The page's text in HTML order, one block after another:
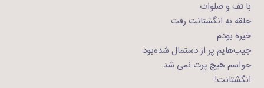
با تف و صلوات
حلقه به انگشتانت رفت
خیره بودم
جیب‌هایم پر از دستمال شده‌بود
حواسم هیچ پرت نمی شد
انگشتانت!